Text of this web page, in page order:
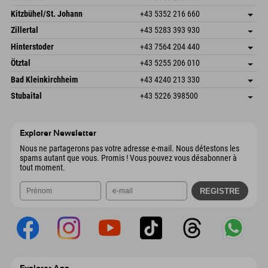
Dorfstr. 127b
6793 Gaschurn/Montafon
Autriche
Enregistrer l'adresse
Informations d'arrivée
Réservation
Kitzbühel/St. Johann +43 5352 216 660
Speckbacherstraße 87
Autriche
Enregistrer l'adresse
Réservation
Zillertal +43 5283 393 930
Schmiedau 2
6272 Kaltenbach im Zillertal
Autriche
Enregistrer l'adresse
Informations d'arrivée
Réservation
Hinterstoder +43 7564 204 440
Freizeitpark 10
Autriche
Enregistrer l'adresse
Réservation
Ötztal +43 5255 206 010
Gscheat 14
6441 Umhausen
Autriche
Enregistrer l'adresse
Informations d'arrivée
Réservation
Bad Kleinkirchheim +43 4240 213 330
Dorfstraße 24
Enregistrer l'adresse
Stubaital +43 5226 398500
Explorer Newsletter
Nous ne partagerons pas votre adresse e-mail. Nous détestons les
spams autant que vous. Promis ! Vous pouvez vous désabonner à
tout moment.